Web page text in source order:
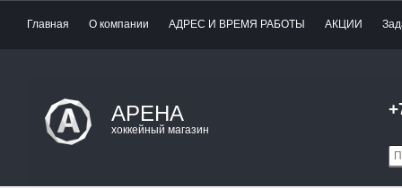
Главная О компании АДРЕС И ВРЕМЯ РАБОТЫ АКЦИИ
АРЕНА
хоккейный магазин